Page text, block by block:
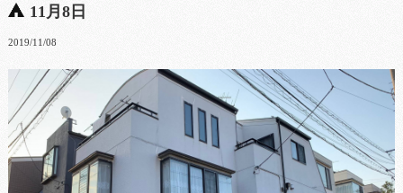
11月8日
2019/11/08